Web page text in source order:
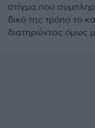
στίγμα που
δικό της τρόπο το
διατηρώντας όμως